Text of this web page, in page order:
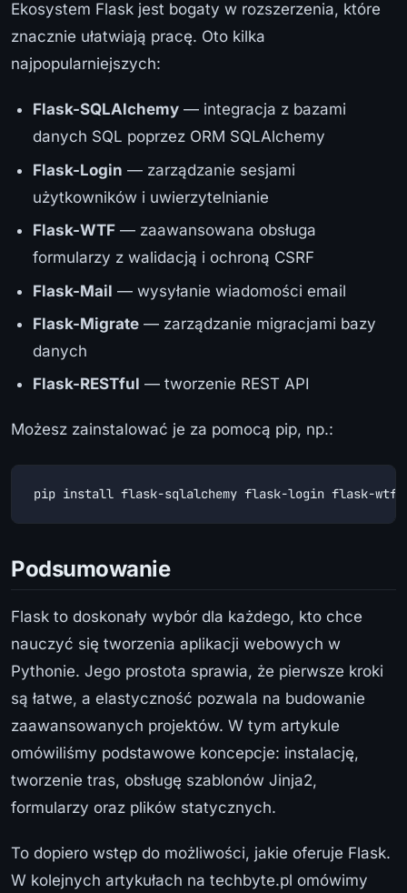
Ekosystem Flask jest bogaty w rozszerzenia, które
znacznie ułatwiają pracę. Oto kilka
najpopularniejszych:
Flask-SQLAlchemy — integracja z bazami
danych SQL poprzez ORM SQLAlchemy
Flask-Login — zarządzanie sesjami
użytkowników i uwierzytelnianie
Flask-WTF — zaawansowana obsługa
formularzy z walidacją i ochroną CSRF
Flask-Mail — wysyłanie wiadomości email
Flask-Migrate — zarządzanie migracjami bazy
danych
Flask-RESTful — tworzenie REST API
Możesz zainstalować je za pomocą pip, np.:
pip install flask-sqlalchemy flask-login flask-wtf
Podsumowanie
Flask to doskonały wybór dla każdego, kto chce
nauczyć się tworzenia aplikacji webowych w
Pythonie. Jego prostota sprawia, że pierwsze kroki
są łatwe, a elastyczność pozwala na budowanie
zaawansowanych projektów. W tym artykule
omówiliśmy podstawowe koncepcje: instalację,
tworzenie tras, obsługę szablonów Jinja2,
formularzy oraz plików statycznych.
To dopiero wstęp do możliwości, jakie oferuje Flask.
W kolejnych artykułach na techbyte.pl omówimy